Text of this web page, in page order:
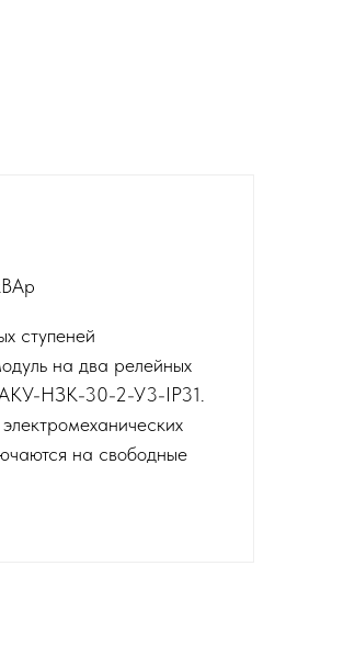
ступеней
на два релейных
АКУ-НЗК-30-2-У3-IP31.
на свободные